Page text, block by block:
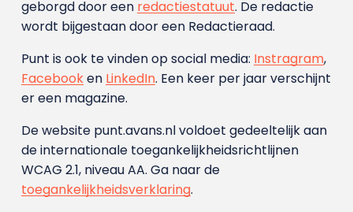
geborgd door een redactiestatuut. De redactie
wordt bijgestaan door een Redactieraad.
Punt is ook te vinden op social media: Instragram,
Facebooken LinkedIn. Een keer per jaar verschijnt
er een magazine.
De website punt.avans.nl voldoet gedeeltelijk aan
de internationale toegankelijkheidsrichtlijnen
WCAG 2.1, niveau AA. Ga naar de
toegankelijkheidsverklaring.